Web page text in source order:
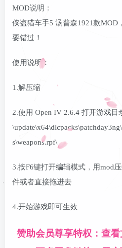
MOD说明：
侠盗猎车手5 汤普森1921款MOD
要错过！
使用说明：
1.解压缩
2.使用 Open IV 2.6.4 打开游戏目
s\weapons.rpf\
3.按F6键打开编辑模式，用mod
件或者直接拖进去
4.开始游戏即可生效
赞助会员尊享特权：查